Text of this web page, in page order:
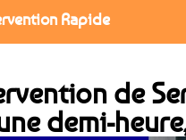
Rapide
de
demi-